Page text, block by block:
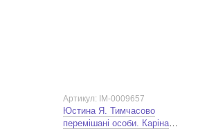
Артикул: IM-0009657
Юстина Я. Тимчасово
перемішані особи. Каріна